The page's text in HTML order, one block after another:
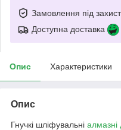
Замовлення під
Доступна доставка
Опис Характеристики
Опис
Гнучкі шліфувальні алмазні